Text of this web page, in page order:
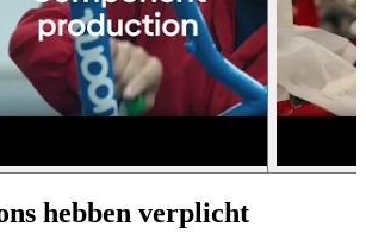
hebben verplicht